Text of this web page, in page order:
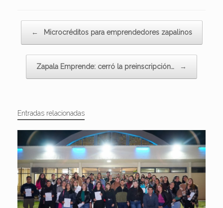
← Microcréditos para emprendedores zapalinos
Zapala Emprende: cerró la preinscripción… →
Entradas relacionadas